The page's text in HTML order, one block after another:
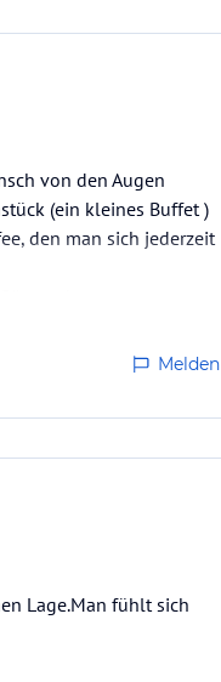
von den Augen
(ein kleines Buffet )
den man sich jederzeit
Melden
Lage.Man fühlt sich